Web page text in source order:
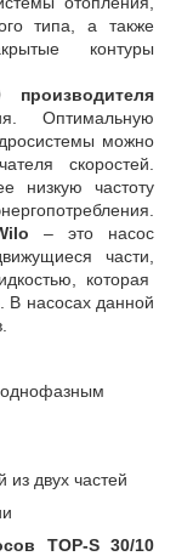
типа, а также
контуры
Оптимальную
можно
скоростей.
низкую частоту
– это насос
части,
которая
В насосах данной
двух частей
TOP-S 30/10